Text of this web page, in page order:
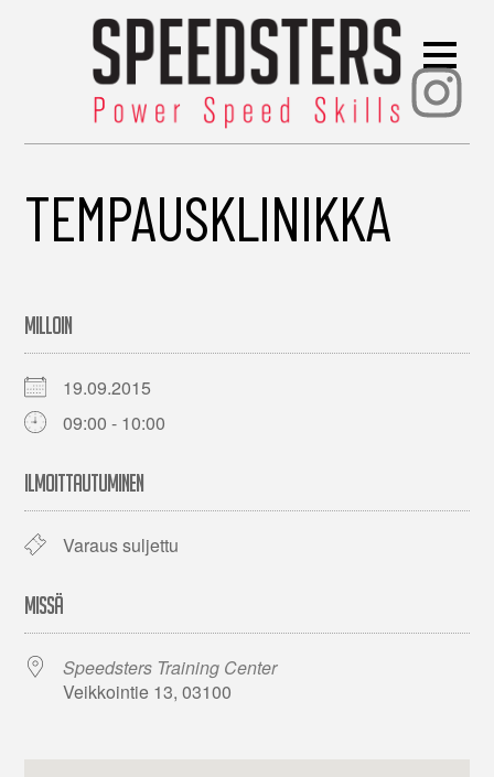
TEMPAUSKLINIKKA
MILLOIN
19.09.2015
09:00 - 10:00
ILMOITTAUTUMINEN
Varaus suljettu
MISSÄ
Speedsters Training Center
Veikkointie 13, 03100